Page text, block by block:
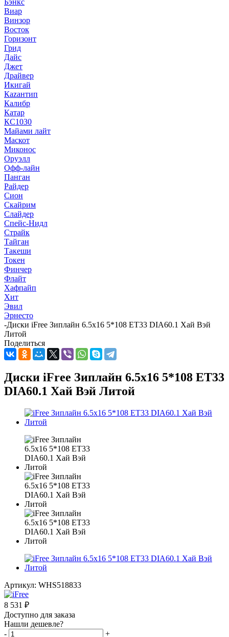
Бэнкс
Виар
Винзор
Восток
Горизонт
Грид
Дайс
Джет
Драйвер
Икигай
Кazaнтип
Калибр
Катар
КС1030
Майами лайт
Маскот
Миконос
Оруэлл
Офф-лайн
Панган
Райдер
Сион
Скайрим
Слайдер
Спейс-Нидл
Страйк
Тайган
Такеши
Токен
Финчер
Флайт
Хафпайп
Хит
Эвил
Эрнесто
-Диски iFree Зиплайн 6.5x16 5*108 ET33 DIA60.1 Хай Вэй
Литой
Поделиться
Диски iFree Зиплайн 6.5x16 5*108 ET33
DIA60.1 Хай Вэй Литой
Артикул: WHS518833
8 531 ₽
Доступно для заказа
Нашли дешевле?
-
+